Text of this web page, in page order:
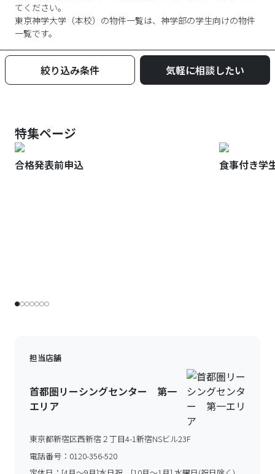
てください。
東京神学大学 （本校）の物件一覧は、 神学部の学生向けの物件
一覧です。
絞り込み条件 気軽に相談したい
特集ページ
合格発表前申込 食事付き学
担当店舗
首都圏リーシングセンター 第一
エリア
東京都新宿区西新宿２丁目4-1新宿NSビル23F
電話番号： 0120-356-520